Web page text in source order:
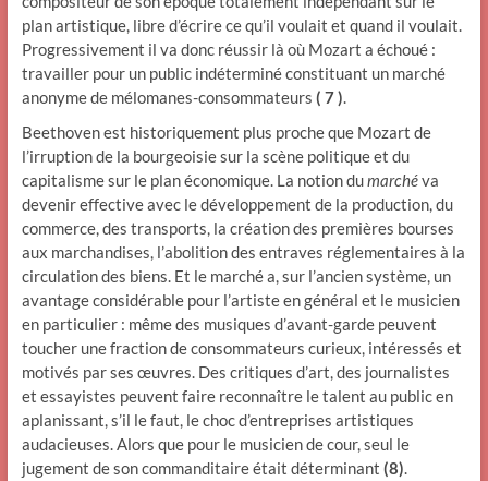
plan artistique, libre d’écrire ce qu’il voulait et quand il voulait.
Progressivement il va donc réussir là où Mozart a échoué :
travailler pour un public indéterminé constituant un marché
anonyme de mélomanes-consommateurs ( 7 ).
Beethoven est historiquement plus proche que Mozart de
l’irruption de la bourgeoisie sur la scène politique et du
capitalisme sur le plan économique. La notion dumarchéva
devenir effective avec le développement de la production, du
commerce, des transports, la création des premières bourses
aux marchandises, l’abolition des entraves réglementaires à la
circulation des biens. Et le marché a, sur l’ancien système, un
avantage considérable pour l’artiste en général et le musicien
en particulier : même des musiques d’avant-garde peuvent
toucher une fraction de consommateurs curieux, intéressés et
motivés par ses œuvres. Des critiques d’art, des journalistes
et essayistes peuvent faire reconnaître le talent au public en
aplanissant, s’il le faut, le choc d’entreprises artistiques
audacieuses. Alors que pour le musicien de cour, seul le
jugement de son commanditaire était déterminant (8).